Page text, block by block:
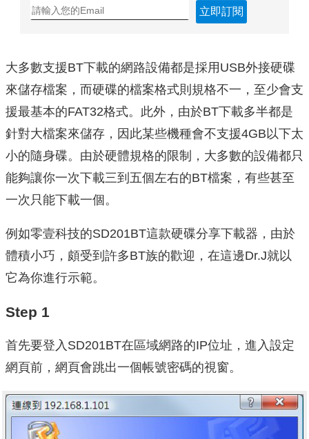
立即訂閱
大多數支援BT下載的網路設備都是採用USB外接硬碟
來儲存檔案，而硬碟的檔案格式則規格不一，至少會支
援最基本的FAT32格式。此外，由於BT下載多半都是
針對大檔案來儲存，因此某些機種會不支援4GB以下太
小的隨身碟。由於硬體規格的限制，大多數的設備都只
能夠讓你一次下載三到五個左右的BT檔案，有些甚至
一次只能下載一個。
例如零壹科技的SD201BT這款硬碟分享下載器，由於
體積小巧，頗受到許多BT族的歡迎，在這邊Dr.J就以
它為你進行示範。
Step 1
首先要登入SD201BT在區域網路的IP位址，進入設定
網頁前，網頁會跳出一個帳號密碼的視窗。